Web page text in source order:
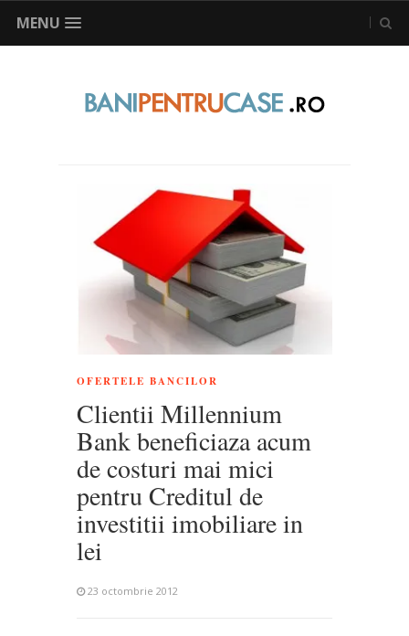
MENU
OFERTELE BANCILOR
Clientii Millennium
Bank beneficiaza acum
de costuri mai mici
pentru Creditul de
investitii imobiliare in
lei
23 octombrie 2012